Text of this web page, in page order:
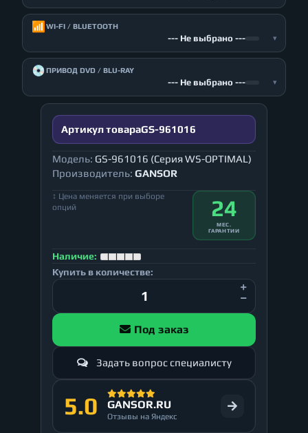
📶 WI-FI / BLUETOOTH
--- Не выбрано --- ▾
💿ПРИВОД DVD / BLU-RAY
--- Не выбрано --- ▾
Артикул товараGS-961016
Модель: GS-961016 (Серия WS-OPTIMAL)
Производитель: GANSOR
↕ Цена меняется при выборе
опций
24
МЕС.
ГАРАНТИИ
Наличие:
Купить в количестве:
Под заказ
Задать вопрос специалисту
5.0 GANSOR.RU
Отзывы на Яндекс